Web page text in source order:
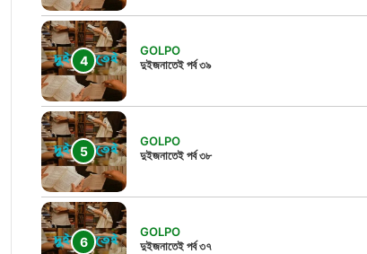
GOLPO
দুইজনাতেই পর্ব ৩৯
GOLPO
দুইজনাতেই পর্ব ৩৮
GOLPO
দুইজনাতেই পর্ব ৩৭